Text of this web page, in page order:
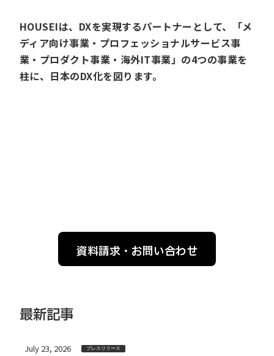
HOUSEIは、DXを実現するパートナーとして、「メ
ディア向け事業・プロフェッショナルサービス事
業・プロダクト事業・海外IT事業」の4つの事業を
柱に、日本のDX化を図ります。
資料請求・お問い合わせ
最新記事
July 23, 2026 プレスリリース